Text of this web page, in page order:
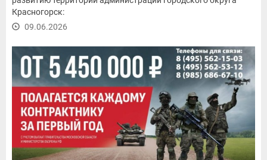
Красногорск:
09.06.2026